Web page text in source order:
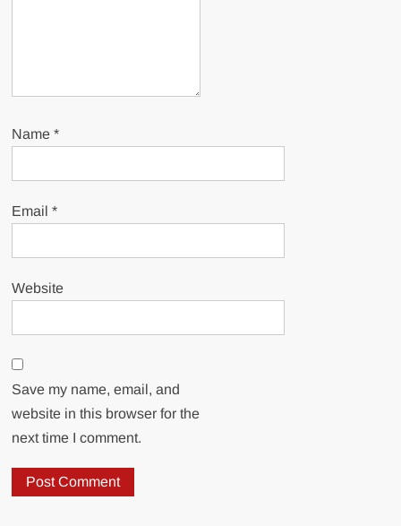
Name*
Email*
Website
Save my name, email, and
website in this browser for the
next time I comment.